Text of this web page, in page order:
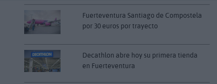
Fuerteventura Santiago de Compostela
por 30 euros por trayecto
Decathlon abre hoy su primera tienda
en Fuerteventura